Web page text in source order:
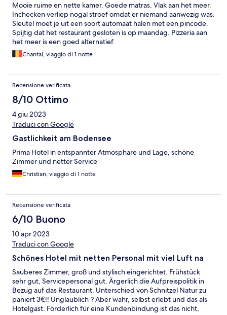
Mooie ruime en nette kamer. Goede matras. Vlak aan het meer.
Inchecken verliep nogal stroef omdat er niemand aanwezig was.
Sleutel moet je uit een soort automaat halen met een pincode.
Spijtig dat het restaurant gesloten is op maandag. Pizzeria aan
het meer is een goed alternatief.
Chantal, viaggio di 1 notte
Recensione verificata
8/10 Ottimo
4 giu 2023
Traduci con Google
Gastlichkeit am Bodensee
Prima Hotel in entspannter Atmosphäre und Lage, schöne
Zimmer und netter Service
Christian, viaggio di 1 notte
Recensione verificata
6/10 Buono
10 apr 2023
Traduci con Google
Schönes Hotel mit netten Personal mit viel Luft na
Sauberes Zimmer, groß und stylisch eingerichtet. Frühstück
sehr gut, Servicepersonal gut. Ärgerlich die Aufpreispolitik in
Bezug auf das Restaurant. Unterschied von Schnitzel Natur zu
paniert 3€!! Unglaublich ? Aber wahr, selbst erlebt und das als
Hotelgast. Förderlich für eine Kundenbindung ist das nicht,